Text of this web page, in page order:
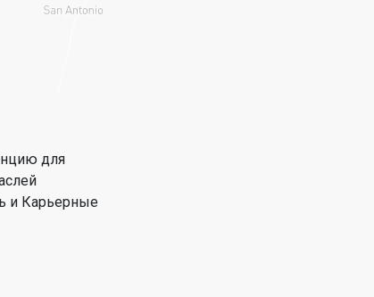
для
и Карьерные